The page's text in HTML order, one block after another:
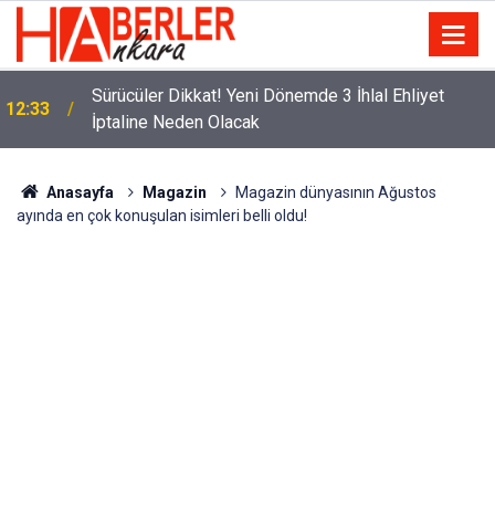
12:33
Sürücüler Dikkat! Yeni Dönemde 3 İhlal Ehliyet
İptaline Neden Olacak
Anasayfa Magazin
Magazin dünyasının Ağustos
ayında en çok konuşulan isimleri belli oldu!